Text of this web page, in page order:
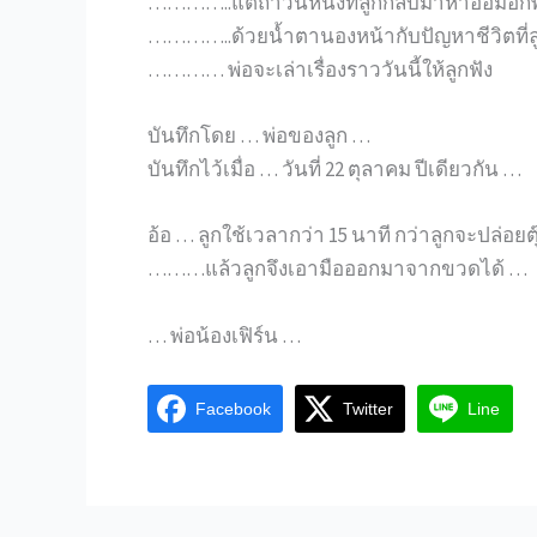
…………..ด้วยน้ำตานองหน้ากับปัญหาชีวิตที่
………… พ่อจะเล่าเรื่องราววันนี้ให้ลูกฟัง
บันทึกโดย … พ่อของลูก …
บันทึกไว้เมื่อ … วันที่ 22 ตุลาคม ปีเดียวกัน …
อ้อ … ลูกใช้เวลากว่า 15 นาที กว่าลูกจะปล่อ
………แล้วลูกจึงเอามือออกมาจากขวดได้ …
… พ่อน้องเฟิร์น …
Facebook Twitter Line